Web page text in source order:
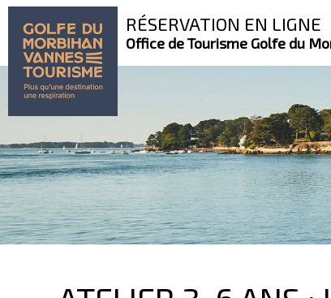
RÉSERVATION EN LIGNE
Office de Tourisme Golfe du